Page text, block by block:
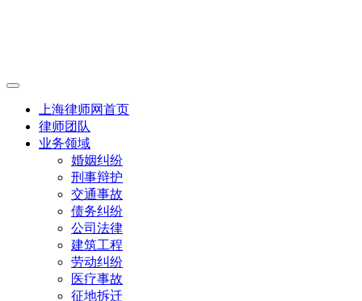
上海律师网首页
律师团队
业务领域
婚姻纠纷
刑事辩护
交通事故
债务纠纷
公司法律
建筑工程
劳动纠纷
医疗事故
征地拆迁